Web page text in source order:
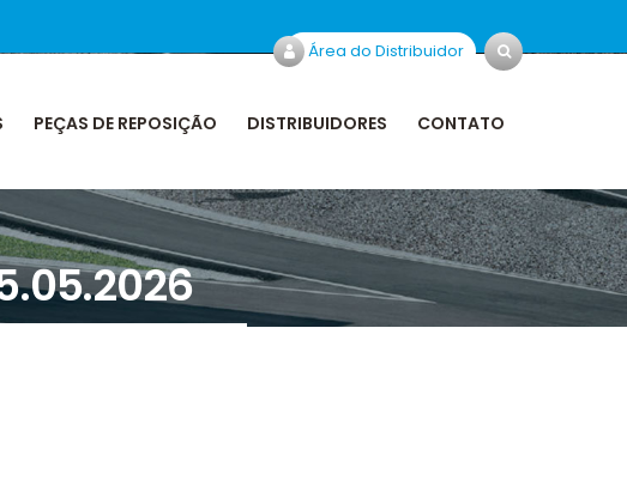
Área do Distribuidor
PEÇAS DE REPOSIÇÃO DISTRIBUIDORES CONTATO